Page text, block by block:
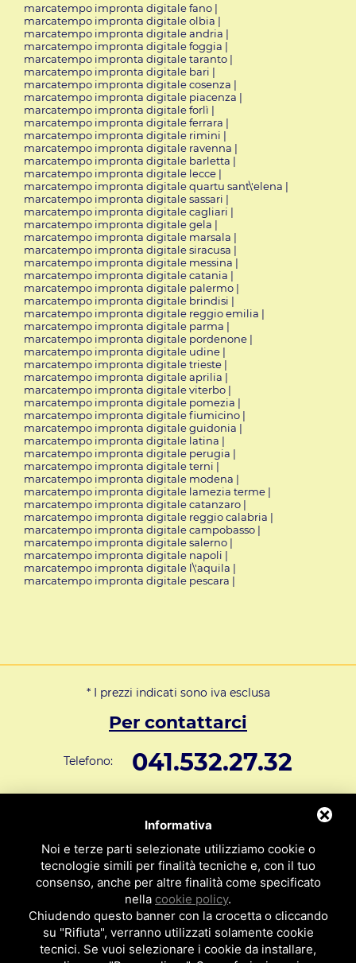
marcatempo impronta digitale fano |
marcatempo impronta digitale olbia |
marcatempo impronta digitale andria |
marcatempo impronta digitale foggia |
marcatempo impronta digitale taranto |
marcatempo impronta digitale bari |
marcatempo impronta digitale cosenza |
marcatempo impronta digitale piacenza |
marcatempo impronta digitale forlì |
marcatempo impronta digitale ferrara |
marcatempo impronta digitale rimini |
marcatempo impronta digitale ravenna |
marcatempo impronta digitale barletta |
marcatempo impronta digitale lecce |
marcatempo impronta digitale quartu sant\'elena |
marcatempo impronta digitale sassari |
marcatempo impronta digitale cagliari |
marcatempo impronta digitale gela |
marcatempo impronta digitale marsala |
marcatempo impronta digitale siracusa |
marcatempo impronta digitale messina |
marcatempo impronta digitale catania |
marcatempo impronta digitale palermo |
marcatempo impronta digitale brindisi |
marcatempo impronta digitale reggio emilia |
marcatempo impronta digitale parma |
marcatempo impronta digitale pordenone |
marcatempo impronta digitale udine |
marcatempo impronta digitale trieste |
marcatempo impronta digitale aprilia |
marcatempo impronta digitale viterbo |
marcatempo impronta digitale pomezia |
marcatempo impronta digitale fiumicino |
marcatempo impronta digitale guidonia |
marcatempo impronta digitale latina |
marcatempo impronta digitale perugia |
marcatempo impronta digitale terni |
marcatempo impronta digitale modena |
marcatempo impronta digitale lamezia terme |
marcatempo impronta digitale catanzaro |
marcatempo impronta digitale reggio calabria |
marcatempo impronta digitale campobasso |
marcatempo impronta digitale salerno |
marcatempo impronta digitale napoli |
marcatempo impronta digitale l\'aquila |
marcatempo impronta digitale pescara |
* I prezzi indicati sono iva esclusa
Per contattarci
Telefono: 041.532.27.32
info@svar1951.it
Supporto Tecnico Clienti: assistenza@svar1951.it
Fax: 041 532.73.01
Indirizzo: S.V.A.R. - Via Cappuccina n° 181 - 30172 Mestre VE
ITALY
P.I : 01971310279
ISCRIZIONE R.E.A. N. 189009
Informativa
Noi e terze parti selezionate utilizziamo cookie o
tecnologie simili per finalità tecniche e, con il tuo
consenso, anche per altre finalità come specificato
nella cookie policy.
Chiudendo questo banner con la crocetta o cliccando
su "Rifiuta", verranno utilizzati solamente cookie
tecnici. Se vuoi selezionare i cookie da installare,